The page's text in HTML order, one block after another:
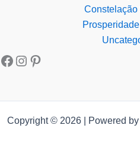
Constelação
Copyright © 2026 | Powered by